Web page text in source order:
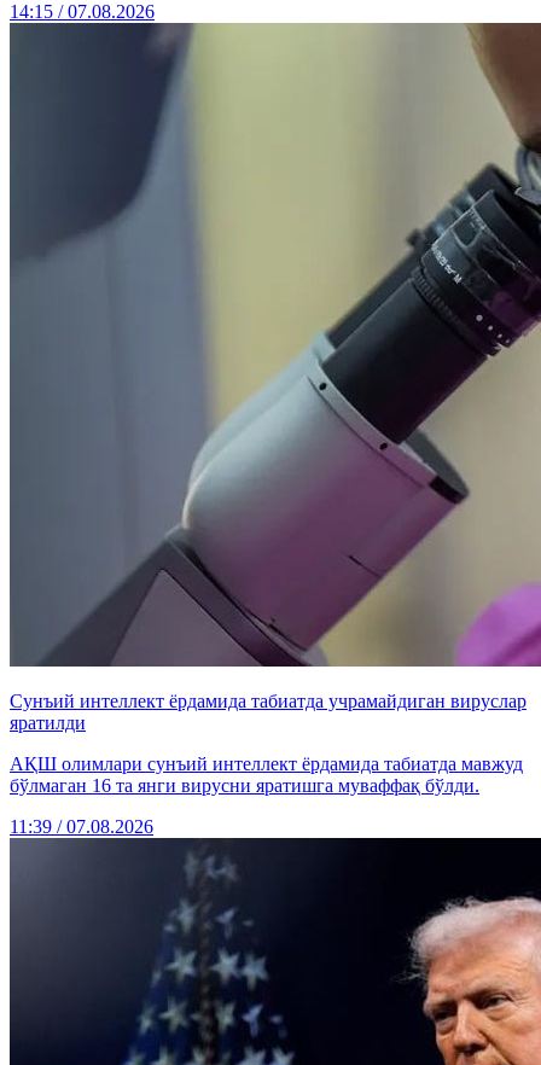
14:15 / 07.08.2026
Сунъий интеллект ёрдамида табиатда учрамайдиган вируслар
яратилди
АҚШ олимлари сунъий интеллект ёрдамида табиатда мавжуд
бўлмаган 16 та янги вирусни яратишга муваффақ бўлди.
11:39 / 07.08.2026